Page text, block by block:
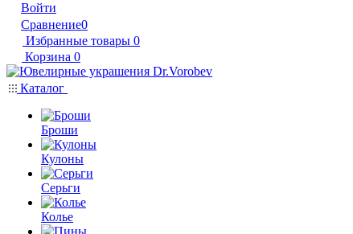
Войти
Сравнение0
Избранные товары 0
Корзина 0
Каталог
Броши
Кулоны
Серьги
Колье